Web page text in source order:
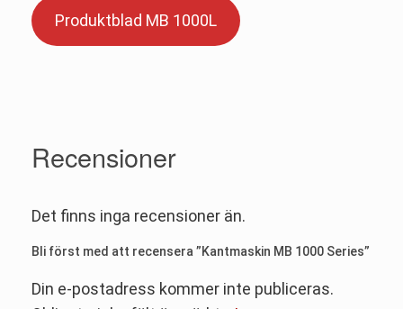
Produktblad MB 1000L
Recensioner
Det finns inga recensioner än.
Bli först med att recensera ”Kantmaskin MB 1000 Series”
Din e-postadress kommer inte publiceras.